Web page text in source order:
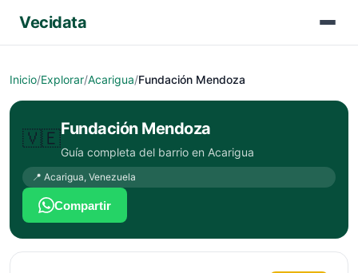
Vecidata
Inicio/Explorar/Acarigua/Fundación Mendoza
🇻🇪Fundación Mendoza
Guía completa del barrio en Acarigua
📍 Acarigua, Venezuela
Compartir